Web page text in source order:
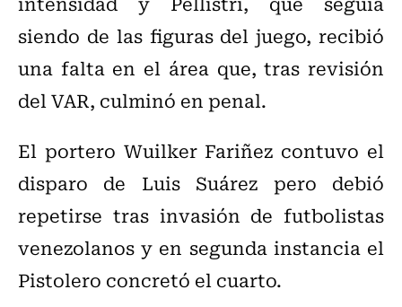
siendo de las figuras del juego, recibió
una falta en el área que, tras revisión
del VAR, culminó en penal.
El portero Wuilker Fariñez contuvo el
disparo de Luis Suárez pero debió
repetirse tras invasión de futbolistas
venezolanos y en segunda instancia el
Pistolero concretó el cuarto.